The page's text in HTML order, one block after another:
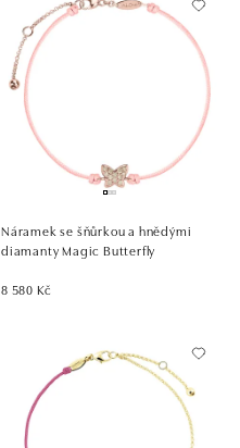
Náramek se šňůrkou a hnědými
diamanty Magic Butterfly
8 580 Kč